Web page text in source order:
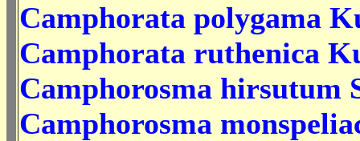
Camphorata polygama
Camphorata ruthenica
Camphorosma hirsutum
Camphorosma